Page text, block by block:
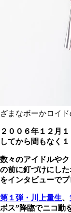
ざまなボーかロイ
２００６年１２月
してから間もなく
数々のアイドルや
の前に釘づけにし
をインタビューでプ
第１弾・川上量生、
ボス”降臨でニコ動